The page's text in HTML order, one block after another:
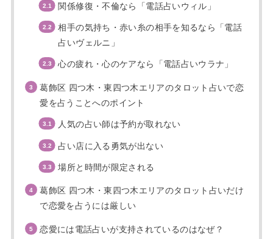
関係修復・不倫なら「電話占いウィル」
相手の気持ち・赤い糸の相手を知るなら「電話
占いヴェルニ」
心の疲れ・心のケアなら「電話占いウラナ」
葛飾区 四つ木・東四つ木エリアのタロット占いで恋
愛を占うことへのポイント
人気の占い師は予約が取れない
占い店に入る勇気が出ない
場所と時間が限定される
葛飾区 四つ木・東四つ木エリアのタロット占いだけ
で恋愛を占うには厳しい
恋愛には電話占いが支持されているのはなぜ？